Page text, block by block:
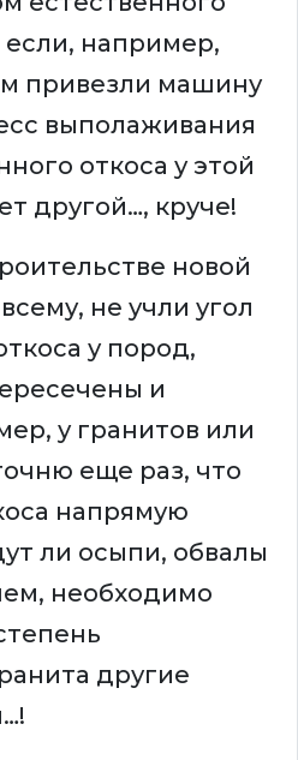
например,
привезли машину
выполаживания
откоса у этой
другой…, круче!
новой
не учли угол
у пород,
и
у гранитов или
еще раз, что
напрямую
ли осыпи, обвалы
необходимо
другие